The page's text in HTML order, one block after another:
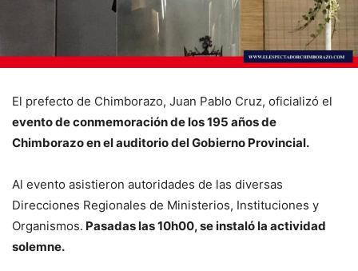
El prefecto de Chimborazo, Juan Pablo Cruz, oficializó el
evento de conmemoración de los 195 años de
Chimborazo en el auditorio del Gobierno Provincial.
Al evento asistieron autoridades de las diversas
Direcciones Regionales de Ministerios, Instituciones y
Organismos. Pasadas las 10h00, se instaló la actividad
solemne.